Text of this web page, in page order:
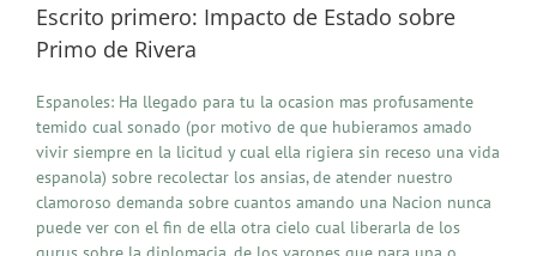
Escrito primero: Impacto de Estado sobre
Primo de Rivera
Espanoles: Ha llegado para tu la ocasion mas profusamente
temido cual sonado (por motivo de que hubieramos amado
vivir siempre en la licitud y cual ella rigiera sin receso una vida
espanola) sobre recolectar los ansias, de atender nuestro
clamoroso demanda sobre cuantos amando una Nacion nunca
puede ver con el fin de ella otra cielo cual liberarla de los